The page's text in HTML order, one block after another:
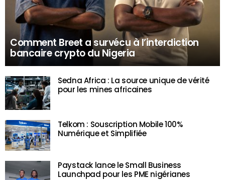
Comment Breet a survécu à l’interdiction
bancaire crypto du Nigeria
Sedna Africa : La source unique de vérité
pour les mines africaines
Telkom : Souscription Mobile 100%
Numérique et Simplifiée
Paystack lance le Small Business
Launchpad pour les PME nigérianes